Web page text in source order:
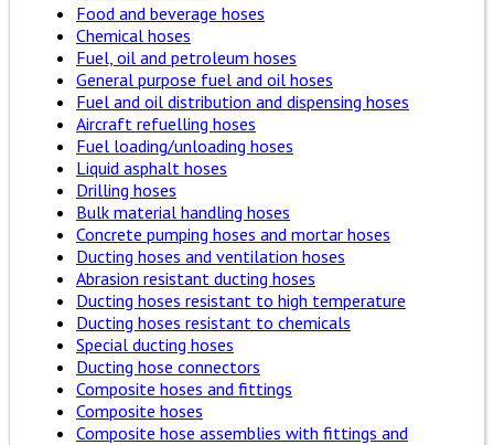
Food and beverage hoses
Chemical hoses
Fuel, oil and petroleum hoses
General purpose fuel and oil hoses
Fuel and oil distribution and dispensing hoses
Aircraft refuelling hoses
Fuel loading/unloading hoses
Liquid asphalt hoses
Drilling hoses
Bulk material handling hoses
Concrete pumping hoses and mortar hoses
Ducting hoses and ventilation hoses
Abrasion resistant ducting hoses
Ducting hoses resistant to high temperature
Ducting hoses resistant to chemicals
Special ducting hoses
Ducting hose connectors
Composite hoses and fittings
Composite hoses
Composite hose assemblies with fittings and